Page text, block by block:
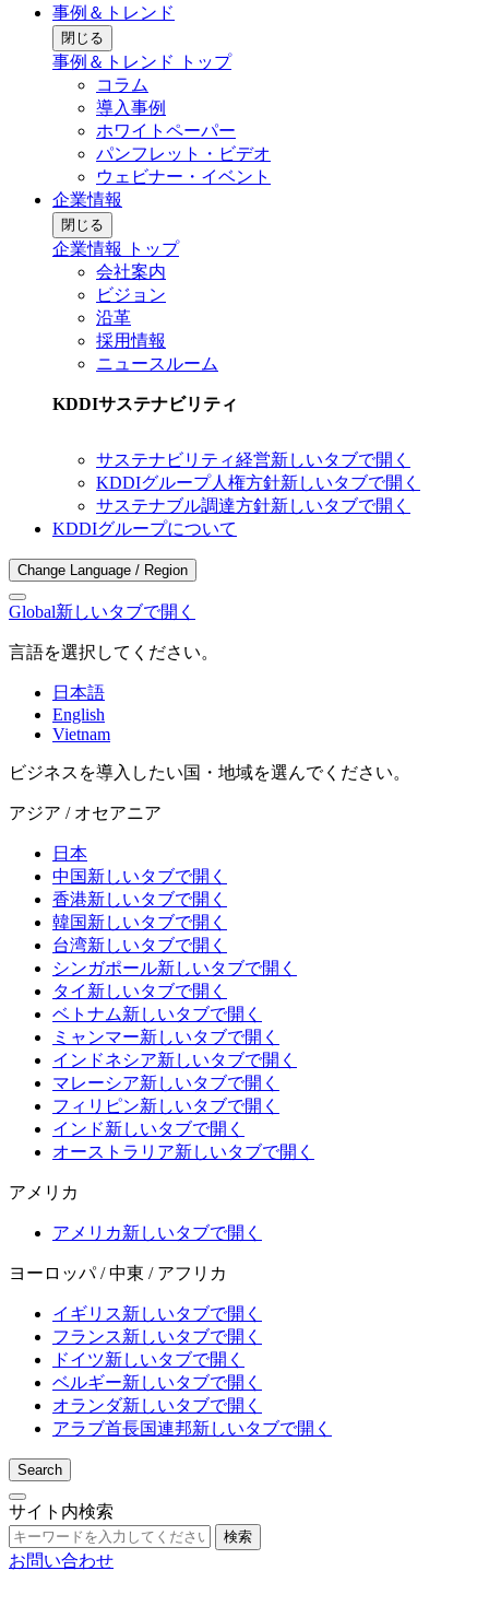
事例＆トレンド
閉じる
事例＆トレンド トップ
コラム
導入事例
ホワイトペーパー
パンフレット・ビデオ
ウェビナー・イベント
企業情報
閉じる
企業情報 トップ
会社案内
ビジョン
沿革
採用情報
ニュースルーム
KDDIサステナビリティ
サステナビリティ経営新しいタブで開く
KDDIグループ人権方針新しいタブで開く
サステナブル調達方針新しいタブで開く
KDDIグループについて
Change Language / Region
Global新しいタブで開く
言語を選択してください。
日本語
English
Vietnam
ビジネスを導入したい国・地域を選んでください。
アジア / オセアニア
日本
中国新しいタブで開く
香港新しいタブで開く
韓国新しいタブで開く
台湾新しいタブで開く
シンガポール新しいタブで開く
タイ 新しいタブで開く
ベトナム新しいタブで開く
ミャンマー新しいタブで開く
インドネシア新しいタブで開く
マレーシア新しいタブで開く
フィリピン新しいタブで開く
インド新しいタブで開く
オーストラリア新しいタブで開く
アメリカ
アメリカ新しいタブで開く
ヨーロッパ / 中東 / アフリカ
イギリス新しいタブで開く
フランス新しいタブで開く
ドイツ新しいタブで開く
ベルギー新しいタブで開く
オランダ新しいタブで開く
アラブ首長国連邦新しいタブで開く
Search
サイト内検索
検索
お問い合わせ